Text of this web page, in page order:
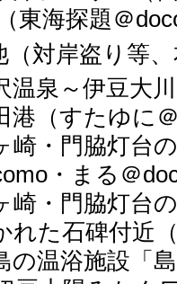
東海探題＠
（対岸盗り等
温泉～伊豆大
港（すたゆに
崎・門脇灯台
・まる＠
崎・門脇灯台
れた石碑付近
の温浴施設「